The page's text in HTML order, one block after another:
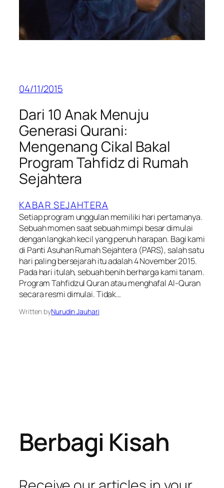
04/11/2015
Dari 10 Anak Menuju
Generasi Qurani:
Mengenang Cikal Bakal
Program Tahfidz di Rumah
Sejahtera
KABAR SEJAHTERA
Setiap program unggulan memiliki hari pertamanya.
Sebuah momen saat sebuah mimpi besar dimulai
dengan langkah kecil yang penuh harapan. Bagi kami
di Panti Asuhan Rumah Sejahtera (PARS), salah satu
hari paling bersejarah itu adalah 4 November 2015.
Pada hari itulah, sebuah benih berharga kami tanam.
Program Tahfidzul Quran atau menghafal Al-Quran
secara resmi dimulai. Tidak…
Written byNurudin Jauhari
Berbagi Kisah